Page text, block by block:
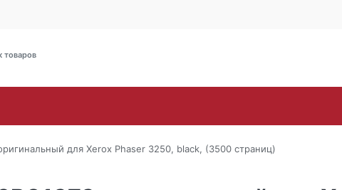
для Xerox Phaser 3250, black, (3500 страниц)